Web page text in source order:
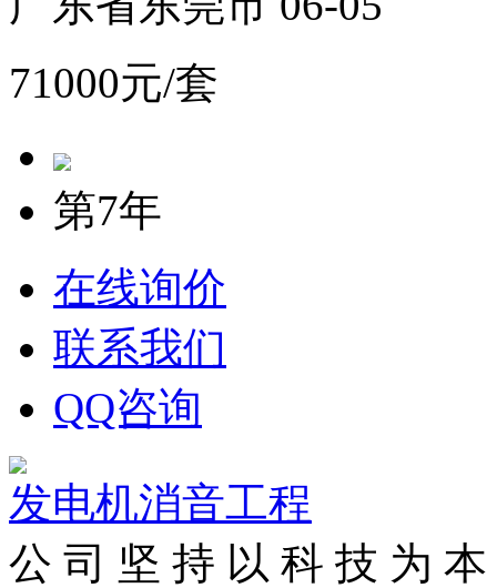
71000元/套
第7年
在线询价
联系我们
QQ咨询
发电机消音工程
公 司 坚 持 以 科 技 为